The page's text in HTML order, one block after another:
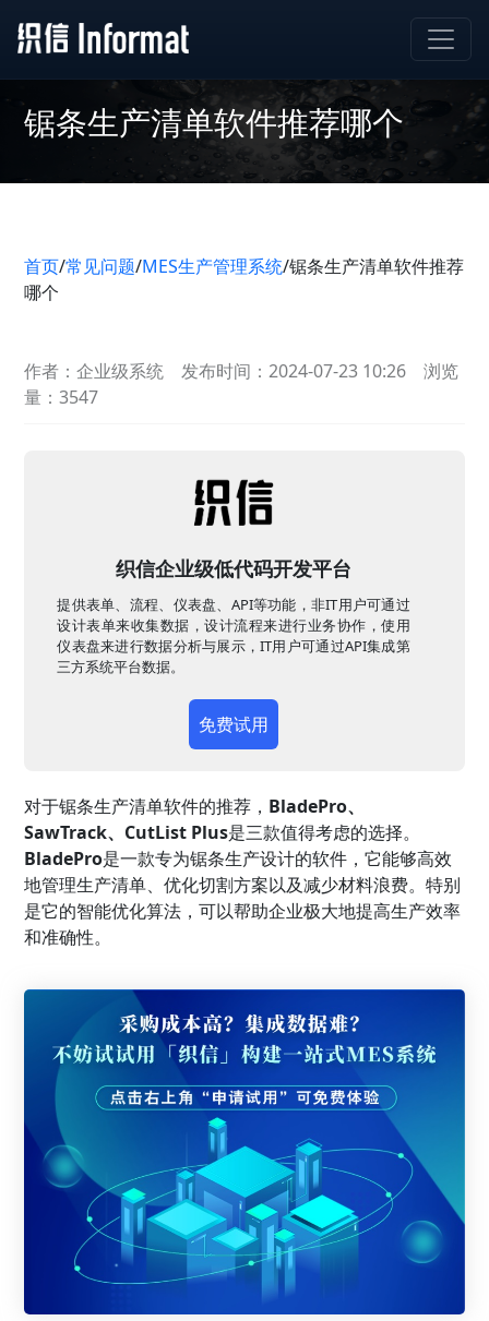
锯条生产清单软件推荐哪个
首页/常见问题/MES生产管理系统/锯条生产清单软件推荐
哪个
作者：企业级系统 发布时间：2024-07-23 10:26
浏览
量：3547
织信企业级低代码开发平台
提供表单、流程、仪表盘、API等功能，非IT用户可通过
设计表单来收集数据，设计流程来进行业务协作，使用
仪表盘来进行数据分析与展示，IT用户可通过API集成第
三方系统平台数据。
免费试用
对于锯条生产清单软件的推荐， BladePro、
SawTrack、CutList Plus是三款值得考虑的选择。
BladePro是一款专为锯条生产设计的软件，它能够高效
地管理生产清单、优化切割方案以及减少材料浪费。特别
是它的智能优化算法，可以帮助企业极大地提高生产效率
和准确性。